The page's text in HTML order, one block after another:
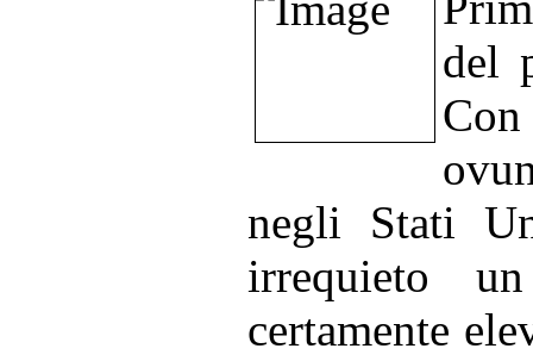
del
negli Stati
irrequieto
certamente